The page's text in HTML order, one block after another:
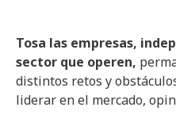
Tosa las empresas,
sector que operen,
distintos retos y
liderar en el mercado,